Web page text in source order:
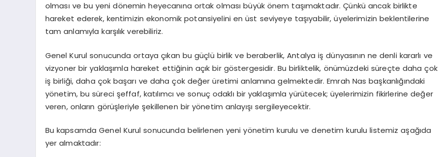
olması ve bu yeni dönemin heyecanına ortak olması büyük önem taşımaktadır. Çünkü ancak birlikte
hareket ederek, kentimizin ekonomik potansiyelini en üst seviyeye taşıyabilir, üyelerimizin beklentilerine
tam anlamıyla karşılık verebiliriz.
Genel Kurul sonucunda ortaya çıkan bu güçlü birlik ve beraberlik, Antalya iş dünyasının ne denli kararlı ve
vizyoner bir yaklaşımla hareket ettiğinin açık bir göstergesidir. Bu birliktelik, önümüzdeki süreçte daha çok
iş birliği, daha çok başarı ve daha çok değer üretimi anlamına gelmektedir. Emrah Nas başkanlığındaki
yönetim, bu süreci şeffaf, katılımcı ve sonuç odaklı bir yaklaşımla yürütecek; üyelerimizin fikirlerine değer
veren, onların görüşleriyle şekillenen bir yönetim anlayışı sergileyecektir.
Bu kapsamda Genel Kurul sonucunda belirlenen yeni yönetim kurulu ve denetim kurulu listemiz aşağıda
yer almaktadır: